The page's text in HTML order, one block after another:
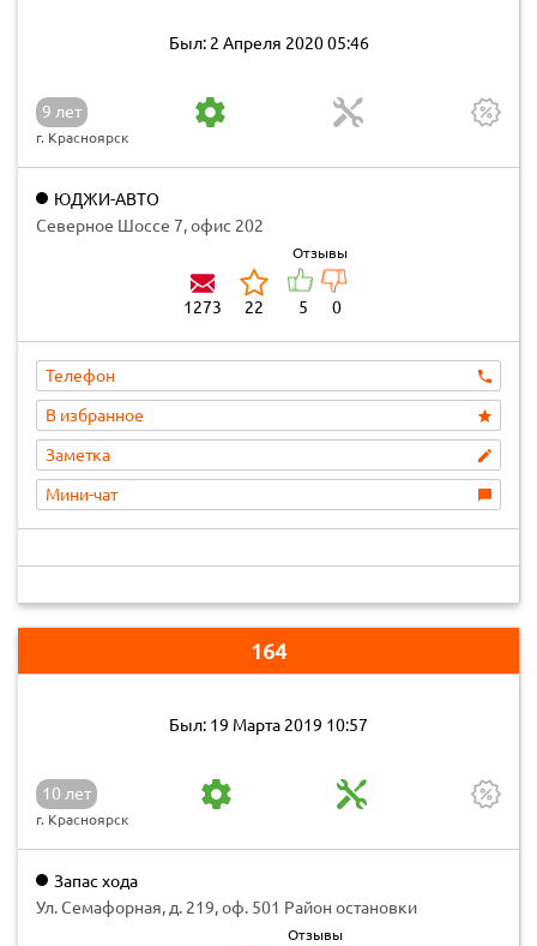
Был: 2 Апреля 2020 05:46
9 лет
г. Красноярск
ЮДЖИ-АВТО
Северное Шоссе 7, офис 202
1273 22
Отзывы
5 0
Телефон
В избранное
Заметка
Мини-чат
164
Был: 19 Марта 2019 10:57
10 лет
г. Красноярск
Запас хода
Ул. Семафорная, д. 219, оф. 501 Район остановки
Отзывы